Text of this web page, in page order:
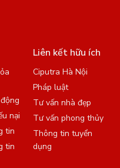
nại
tin
tin
Liên kết hữu ích
Ciputra Hà Nội
Pháp luật
Tư vấn nhà đẹp
Tư vấn phong thủy
Thông tin tuyển
dụng